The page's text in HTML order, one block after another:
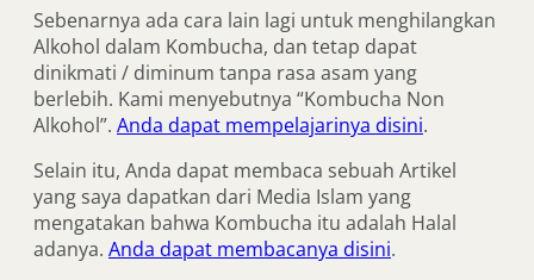
Sebenarnya ada cara lain lagi untuk menghilangkan
Alkohol dalam Kombucha, dan tetap dapat
dinikmati / diminum tanpa rasa asam yang
berlebih. Kami menyebutnya “Kombucha Non
Alkohol”. Anda dapat mempelajarinya disini.
Selain itu, Anda dapat membaca sebuah Artikel
yang saya dapatkan dari Media Islam yang
mengatakan bahwa Kombucha itu adalah Halal
adanya. Anda dapat membacanya disini.